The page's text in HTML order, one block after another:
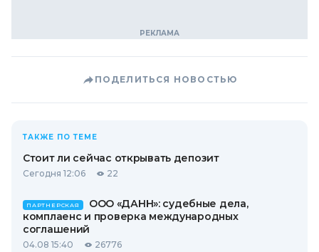
ПОДЕЛИТЬСЯ НОВОСТЬЮ
ТАКЖЕ ПО ТЕМЕ
Стоит ли сейчас открывать депозит
Сегодня 12:06 22
ПАРТНЕРСКАЯ
ООО «ДАНН»: судебные дела,
комплаенс и проверка международных
соглашений
04.08 15:40 26776